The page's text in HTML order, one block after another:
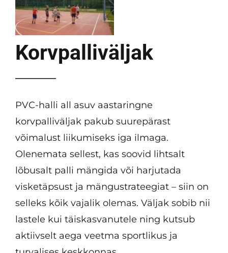
Korvpalliväljak
PVC-halli all asuv aastaringne
korvpalliväljak pakub suurepärast
võimalust liikumiseks iga ilmaga.
Olenemata sellest, kas soovid lihtsalt
lõbusalt palli mängida või harjutada
visketäpsust ja mängustrateegiat – siin on
selleks kõik vajalik olemas. Väljak sobib nii
lastele kui täiskasvanutele ning kutsub
aktiivselt aega veetma sportlikus ja